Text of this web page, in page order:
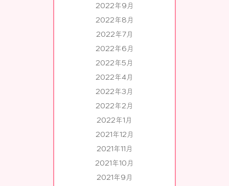
2022年9月
2022年8月
2022年7月
2022年6月
2022年5月
2022年4月
2022年3月
2022年2月
2022年1月
2021年12月
2021年11月
2021年10月
2021年9月